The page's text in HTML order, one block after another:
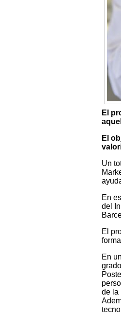
El
El
Un
En
del
El
En
de la